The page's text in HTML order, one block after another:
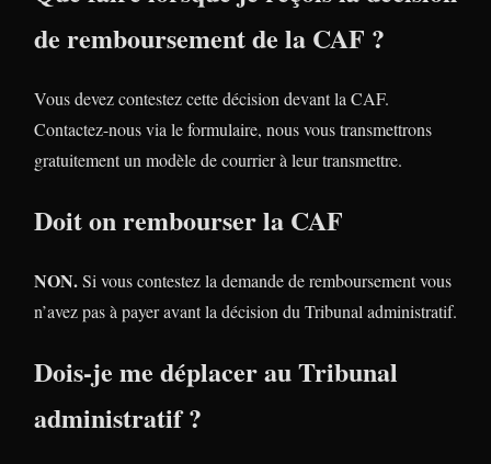
de remboursement de la CAF ?
Vous devez contestez cette décision devant la CAF.
Contactez-nous via le formulaire, nous vous transmettrons
gratuitement un modèle de courrier à leur transmettre.
Doit on rembourser la CAF
NON.Si vous contestez la demande de remboursement vous
n’avez pas à payer avant la décision du Tribunal administratif.
Dois-je me déplacer au Tribunal
administratif ?